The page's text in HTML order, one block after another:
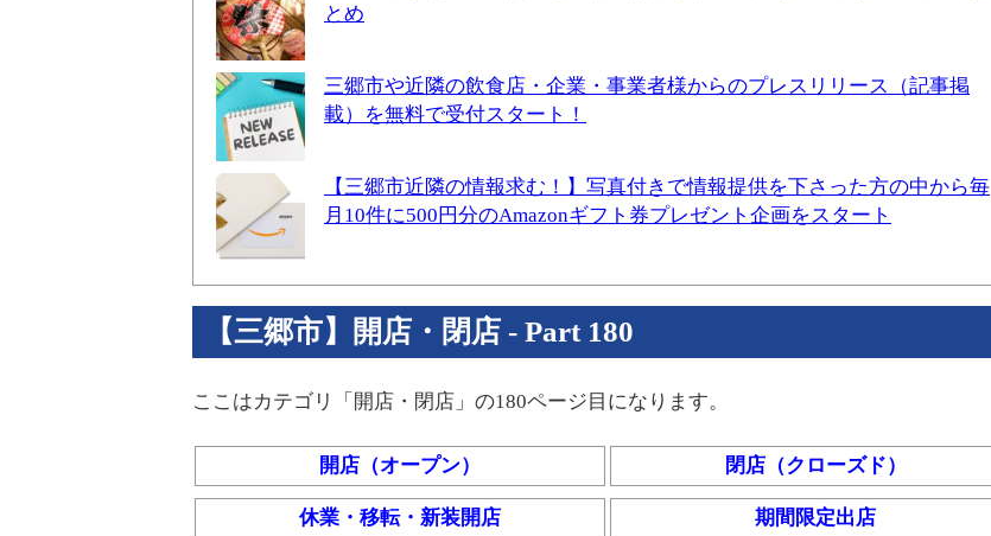
とめ
三郷市や近隣の飲食店・企業・事業者様からのプレスリリース（記事掲
載）を無料で受付スタート！
【三郷市近隣の情報求む！】写真付きで情報提供を下さった方の中から毎
月10件に500円分のAmazonギフト券プレゼント企画をスタート
【三郷市】開店・閉店 - Part 180
ここはカテゴリ「開店・閉店」の180ページ目になります。
開店（オープン） 閉店（クローズド）
休業・移転・新装開店 期間限定出店